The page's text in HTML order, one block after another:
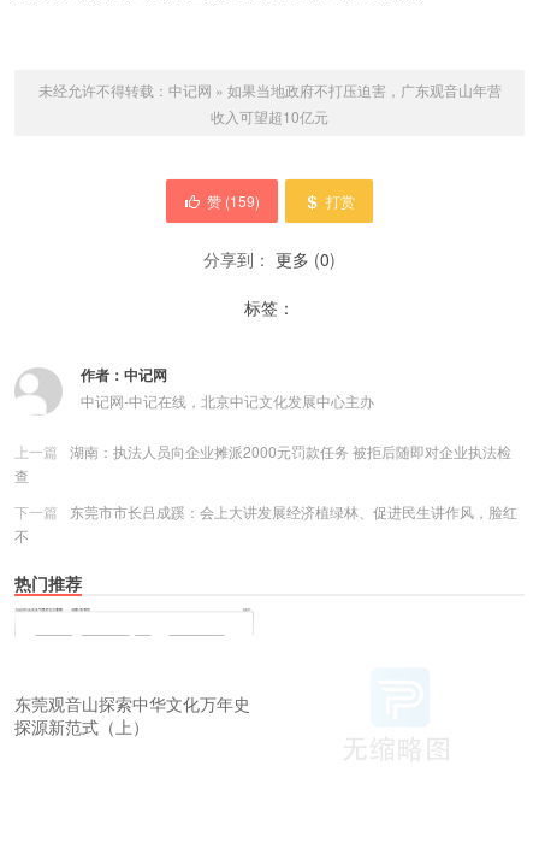
未经允许不得转载： 中记网 » 如果当地政府不打压迫害，广东观音山年营
收入可望超10亿元
赞 (159) 打赏
分享到： 更多 (0)
标签：
作者： 中记网
中记网-中记在线，北京中记文化发展中心主办
上一篇
湖南：执法人员向企业摊派2000元罚款任务 被拒后随即对企业执法检
查
下一篇
东莞市市长吕成蹊：会上大讲发展经济植绿林、促进民生讲作风，脸红
不
热门推荐
东莞观音山探索中华文化万年史
探源新范式（上）